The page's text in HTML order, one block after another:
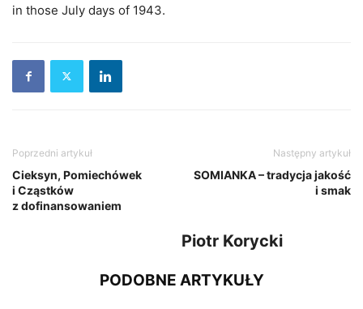
in those July days of 1943.
Poprzedni artykuł
Cieksyn, Pomiechówek
i Cząstków
z dofinansowaniem
Następny artykuł
SOMIANKA – tradycja jakość
i smak
Piotr Korycki
PODOBNE ARTYKUŁY